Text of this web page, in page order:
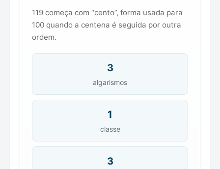
119 começa com “cento”, forma usada para
100 quando a centena é seguida por outra
ordem.
3
algarismos
1
classe
3